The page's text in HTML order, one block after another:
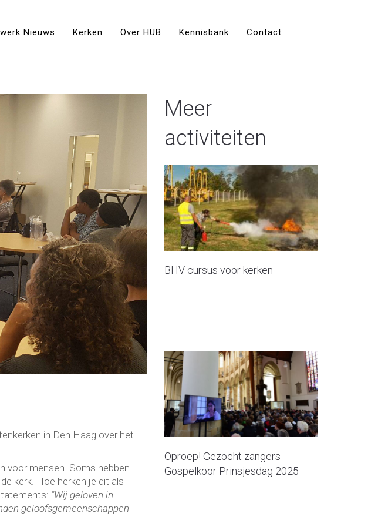
Contact
Kennisbank
Over HUB
Kerken
Nieuws
in Den Haag over het
voor mensen. Soms hebben
kerk. Hoe herken je dit als
“Wij geloven in
geloofsgemeenschappen
Meer
activiteiten
BHV cursus voor kerken
Oproep! Gezocht zangers
Gospelkoor Prinsjesdag 2025